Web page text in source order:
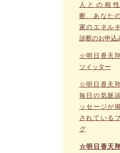
人との相
断、あなた
家のエネル
診断のお申込
☆明日香天
ツイッター
☆明日香天
毎日の気脈
ッセージが
されている
グ
☆明日香天